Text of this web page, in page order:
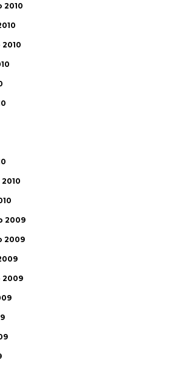
2010
2009
2009
2009